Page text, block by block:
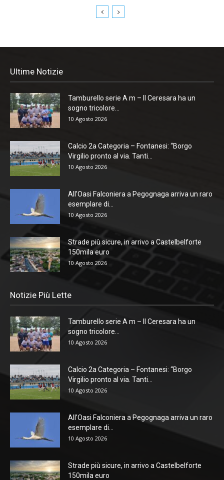
Ultime Notizie
Tamburello serie A m – Il Ceresara ha un
sogno tricolore...
10 Agosto 2026
Calcio 2a Categoria – Fontanesi: “Borgo
Virgilio pronto al via. Tanti...
10 Agosto 2026
All’Oasi Falconiera a Pegognaga arriva un raro
esemplare di...
10 Agosto 2026
Strade più sicure, in arrivo a Castelbelforte
150mila euro
10 Agosto 2026
Notizie Più Lette
Tamburello serie A m – Il Ceresara ha un
sogno tricolore...
10 Agosto 2026
Calcio 2a Categoria – Fontanesi: “Borgo
Virgilio pronto al via. Tanti...
10 Agosto 2026
All’Oasi Falconiera a Pegognaga arriva un raro
esemplare di...
10 Agosto 2026
Strade più sicure, in arrivo a Castelbelforte
150mila euro